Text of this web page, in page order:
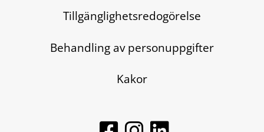
Tillgänglighetsredogörelse
Behandling av personuppgifter
Kakor